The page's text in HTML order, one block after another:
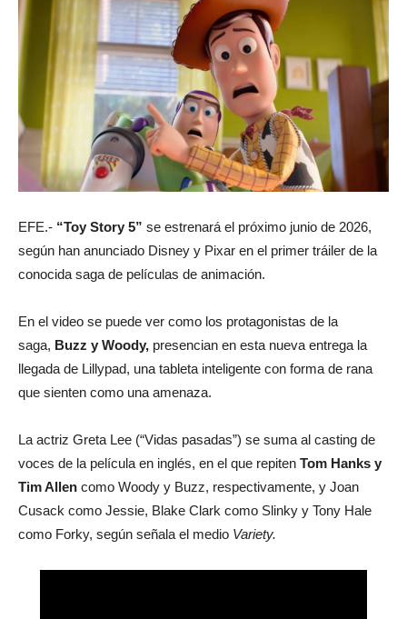
EFE.- “Toy Story 5” se estrenará el próximo junio de 2026,
según han anunciado Disney y Pixar en el primer tráiler de la
conocida saga de películas de animación.
En el video se puede ver como los protagonistas de la
saga, Buzz y Woody, presencian en esta nueva entrega la
llegada de Lillypad, una tableta inteligente con forma de rana
que sienten como una amenaza.
La actriz Greta Lee (“Vidas pasadas”) se suma al casting de
voces de la película en inglés, en el que repiten Tom Hanks y
Tim Allen como Woody y Buzz, respectivamente, y Joan
Cusack como Jessie, Blake Clark como Slinky y Tony Hale
como Forky, según señala el medio Variety.